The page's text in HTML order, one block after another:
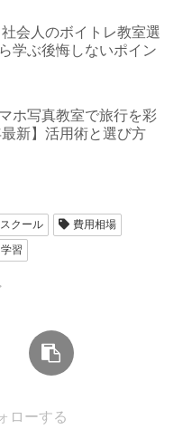
社会人のボイトレ教室選
学ぶ後悔しないポイン
ホ写真教室で旅行を彩
新】活用術と選び方
クール
費用相場
習
ローする